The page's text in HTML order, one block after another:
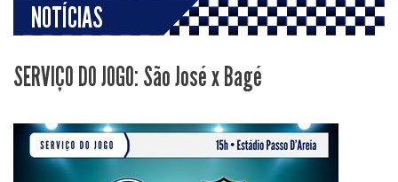
NOTÍCIAS
SERVIÇO DO JOGO: São José x Bagé